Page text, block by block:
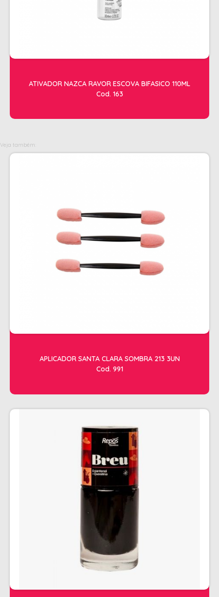
OLEOS
ALGODAO
DETERGENTE ENZIMÁTICO
MANICURE
ACESSORIOS
ALICATES
AMOLECEDOR DE CUTICULAS
LIXAS
REMOVEDORES DE ESMALTE
CABELELEIRO
ESTETICA
LAVATORIOS + ACESSORIOS
MACAS
MANICURE
POLTRONAS + ACESSORIOS
ATIVADOR NAZCA RAVOR ESCOVA BIFASICO 110ML
Cod. 163
Veja também:
APLICADOR SANTA CLARA SOMBRA 213 3UN
Cod. 991